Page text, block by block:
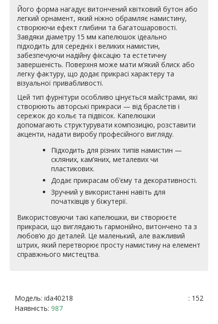
Його форма нагадує витончений квітковий бутон або
легкий орнамент, який ніжно обрамляє намистину,
створюючи ефект глибини та багатошаровості.
Завдяки діаметру 15 мм капелюшок ідеально
підходить для середніх і великих намистин,
забезпечуючи надійну фіксацію та естетичну
завершеність. Поверхня може мати м’який блиск або
легку фактуру, що додає прикрасі характеру та
візуальної привабливості.
Цей тип фурнітури особливо цінується майстрами, які
створюють авторські прикраси — від браслетів і
сережок до кольє та підвісок. Капелюшки
допомагають структурувати композицію, розставити
акценти, надати виробу професійного вигляду.
Підходить для різних типів намистин —
скляних, кам’яних, металевих чи
пластикових.
Додає прикрасам об’єму та декоративності.
Зручний у використанні навіть для
початківців у біжутерії.
Використовуючи такі капелюшки, ви створюєте
прикраси, що виглядають гармонійно, витончено та з
любов’ю до деталей. Це маленький, але важливий
штрих, який перетворює просту намистину на елемент
справжнього мистецтва.
: 152
Модель: ida40218
Наявність: 987